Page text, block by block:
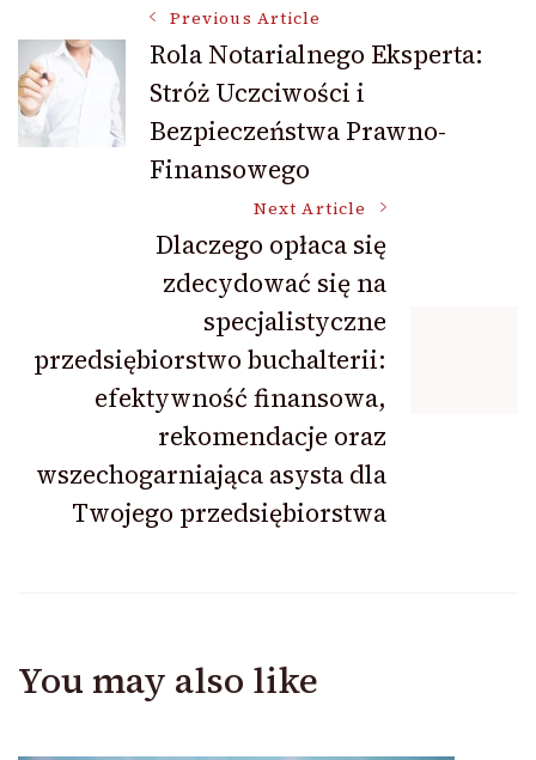
Post
Navigation
Previous Article
Rola Notarialnego Eksperta:
Stróż Uczciwości i
Bezpieczeństwa Prawno-
Finansowego
Next Article
Dlaczego opłaca się
zdecydować się na
specjalistyczne
przedsiębiorstwo buchalterii:
efektywność finansowa,
rekomendacje oraz
wszechogarniająca asysta dla
Twojego przedsiębiorstwa
You may also like